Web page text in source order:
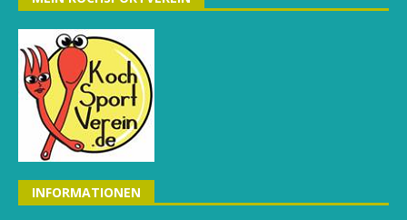
INFORMATIONEN